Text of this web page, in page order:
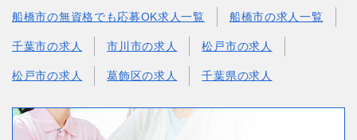
船橋市の無資格でも応募OK求人一覧 船橋市の求人一覧
千葉市の求人 市川市の求人 松戸市の求人
松戸市の求人 葛飾区の求人 千葉県の求人